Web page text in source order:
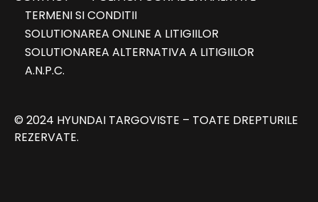
TERMENI SI CONDITII
SOLUTIONAREA ONLINE A LITIGIILOR
SOLUTIONAREA ALTERNATIVA A LITIGIILOR
A.N.P.C.
© 2024 HYUNDAI TARGOVISTE – TOATE DREPTURILE
REZERVATE.